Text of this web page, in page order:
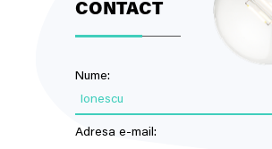
CONTACT
Nume:
Ionescu
Adresa e-mail: